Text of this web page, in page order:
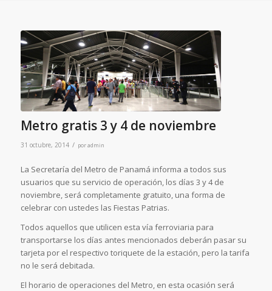
Metro gratis 3 y 4 de noviembre
31 octubre, 2014 / poradmin
La Secretaría del Metro de Panamá informa a todos sus
usuarios que su servicio de operación, los días 3 y 4 de
noviembre, será completamente gratuito, una forma de
celebrar con ustedes las Fiestas Patrias.
Todos aquellos que utilicen esta vía ferroviaria para
transportarse los días antes mencionados deberán pasar su
tarjeta por el respectivo toriquete de la estación, pero la tarifa
no le será debitada.
El horario de operaciones del Metro, en esta ocasión será